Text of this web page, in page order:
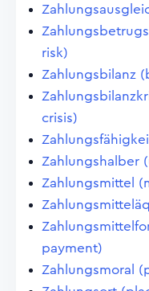
risk)
Zahlungsbilanz
crisis)
Zahlungshalber
Zahlungsmittel
payment)
Zahlungsmoral